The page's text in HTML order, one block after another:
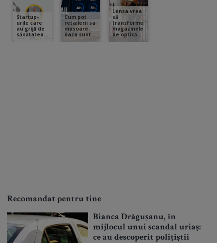
Recomandat pentru tine
Bianca Drăgușanu, în
mijlocul unui scandal uriaș:
ce au descoperit polițiștii